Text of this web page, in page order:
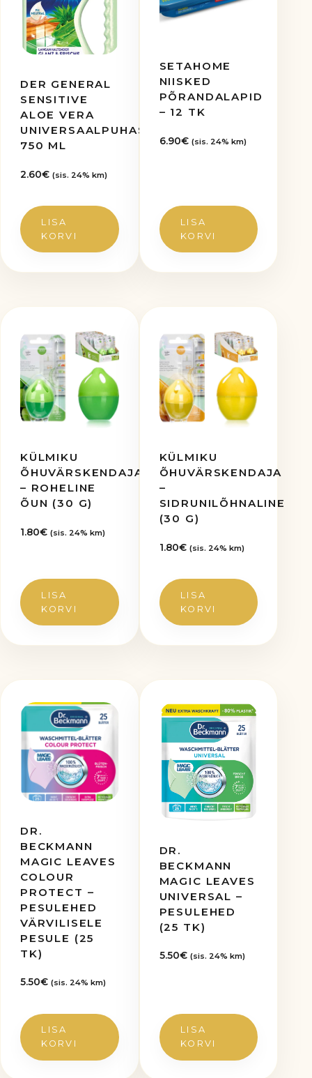
DER GENERAL
SENSITIVE
ALOE VERA
UNIVERSAALPUHASTUSVAHEND,
750 ML
2.60€ (sis. 24% km)
LISA
KORVI
SETAHOME
NIISKED
PÕRANDALAPID
– 12 TK
6.90€ (sis. 24% km)
LISA
KORVI
KÜLMIKU
ÕHUVÄRSKENDAJA
– ROHELINE
ÕUN (30 G)
1.80€ (sis. 24% km)
LISA
KORVI
KÜLMIKU
ÕHUVÄRSKENDAJA
–
SIDRUNILÕHNALINE
(30 G)
1.80€ (sis. 24% km)
LISA
KORVI
DR.
BECKMANN
MAGIC LEAVES
COLOUR
PROTECT –
PESULEHED
VÄRVILISELE
PESULE (25
TK)
5.50€ (sis. 24% km)
LISA
KORVI
DR.
BECKMANN
MAGIC LEAVES
UNIVERSAL –
PESULEHED
(25 TK)
5.50€ (sis. 24% km)
LISA
KORVI